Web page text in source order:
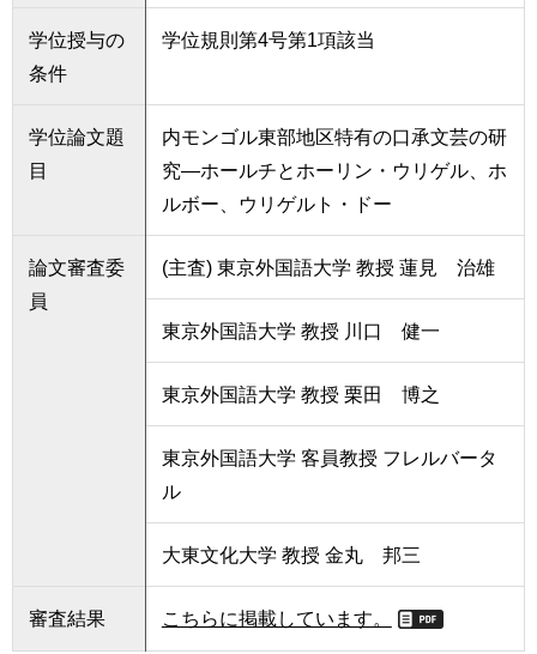
プ
学位授与の
条件
学位規則第4号第1項該当
学位論文題
目
内モンゴル東部地区特有の口承文芸の研
究―ホールチとホーリン・ウリゲル、ホ
ルボー、ウリゲルト・ドー
論文審査委
員
(主査) 東京外国語大学 教授 蓮見 治雄
東京外国語大学 教授 川口 健一
東京外国語大学 教授 栗田 博之
東京外国語大学 客員教授 フレルバータ
ル
大東文化大学 教授 金丸 邦三
審査結果 こちらに掲載しています。